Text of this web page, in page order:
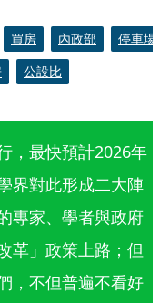
買房 內政部
停車場
公設比
，最快預計2026年
界對此形成二大陣
專家、學者與政府
革」政策上路；但
，不但普遍不看好